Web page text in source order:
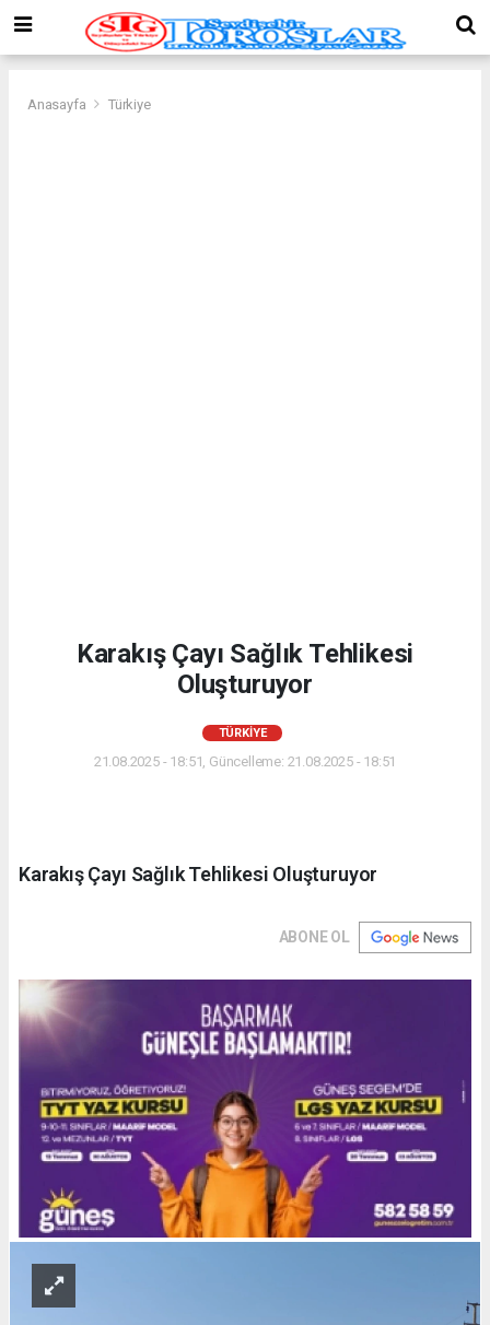
Anasayfa Türkiye
Karakış Çayı Sağlık Tehlikesi
Oluşturuyor
TÜRKIYE
21.08.2025 - 18:51, Güncelleme: 21.08.2025 - 18:51
Karakış Çayı Sağlık Tehlikesi Oluşturuyor
ABONE OL